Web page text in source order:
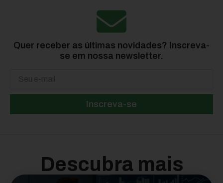
Quer receber as últimas novidades? Inscreva-
se em nossa newsletter.
Inscreva-se
Descubra mais